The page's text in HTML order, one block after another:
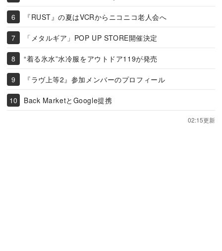
『RUST』の夏はVCRからニコニコ老人会へ
「メタルギア」POP UP STORE開催決定
“着る氷水”水冷服をアウトドア119が発売
『ラヴ上等2』参加メンバーのプロフィール
Back MarketとGoogle提携
02:15更新